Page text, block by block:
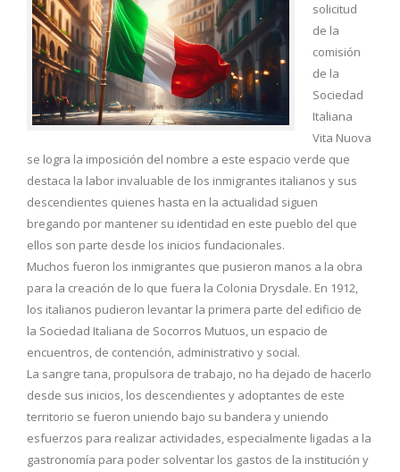
solicitud
de la
comisión
de la
Sociedad
Italiana
Vita Nuova
se logra la imposición del nombre a este espacio verde que
destaca la labor invaluable de los inmigrantes italianos y sus
descendientes quienes hasta en la actualidad siguen
bregando por mantener su identidad en este pueblo del que
ellos son parte desde los inicios fundacionales.
Muchos fueron los inmigrantes que pusieron manos a la obra
para la creación de lo que fuera la Colonia Drysdale. En 1912,
los italianos pudieron levantar la primera parte del edificio de
la Sociedad Italiana de Socorros Mutuos, un espacio de
encuentros, de contención, administrativo y social.
La sangre tana, propulsora de trabajo, no ha dejado de hacerlo
desde sus inicios, los descendientes y adoptantes de este
territorio se fueron uniendo bajo su bandera y uniendo
esfuerzos para realizar actividades, especialmente ligadas a la
gastronomía para poder solventar los gastos de la institución y